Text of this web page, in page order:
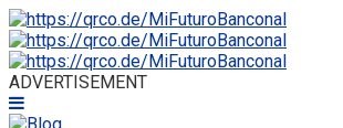
ADVERTISEMENT